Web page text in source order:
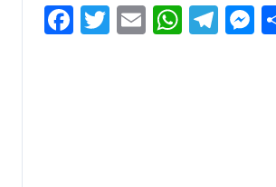
Facebook
Twitter
Email